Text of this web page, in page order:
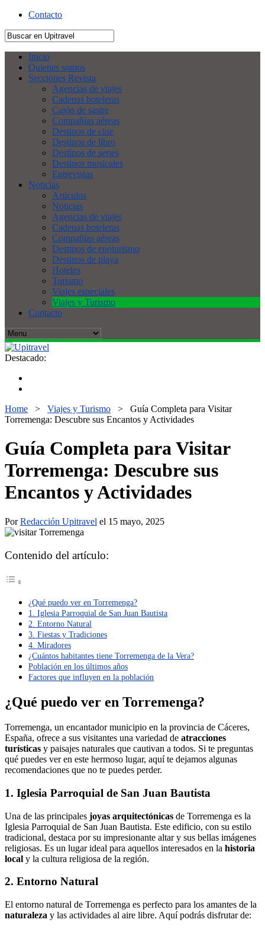
Contacto
Inicio
Quienes somos
Secciones Revista
Agencias de viajes
Cadenas hoteleras
Cajón de sastre
Compañías aéreas
Destinos de cine
Destinos de libro
Destinos de series
Destinos musicales
Entrevistas
Noticias
Artículos
Noticias
Agencias de viajes
Cadenas hoteleras
Compañías aéreas
Destinos de enoturismo
Destinos de playa
Hoteles
Turismo
Viajes especiales
Viajes y Turismo
Contacto
Destacado:
Home > Viajes y Turismo > Guía Completa para Visitar
Torremenga: Descubre sus Encantos y Actividades
Guía Completa para Visitar
Torremenga: Descubre sus
Encantos y Actividades
PorRedacción Upitravel el 15 mayo, 2025
Contenido del artículo:
¿Qué puedo ver en Torremenga?
1. Iglesia Parroquial de San Juan Bautista
2. Entorno Natural
3. Fiestas y Tradiciones
4. Miradores
¿Cuántos habitantes tiene Torremenga de la Vera?
Población en los últimos años
Factores que influyen en la población
¿Qué puedo ver en Torremenga?
Torremenga, un encantador municipio en la provincia de Cáceres,
España, ofrece a sus visitantes una variedad de atracciones
turísticas y paisajes naturales que cautivan a todos. Si te preguntas
qué puedes ver en este hermoso lugar, aquí te dejamos algunas
recomendaciones que no te puedes perder.
1. Iglesia Parroquial de San Juan Bautista
Una de las principales joyas arquitectónicas de Torremenga es la
Iglesia Parroquial de San Juan Bautista. Este edificio, con su estilo
tradicional, destaca por su impresionante altar y sus bellas imágenes
religiosas. Es un lugar ideal para aquellos interesados en la historia
local y la cultura religiosa de la región.
2. Entorno Natural
El entorno natural de Torremenga es perfecto para los amantes de la
naturaleza y las actividades al aire libre. Aquí podrás disfrutar de: